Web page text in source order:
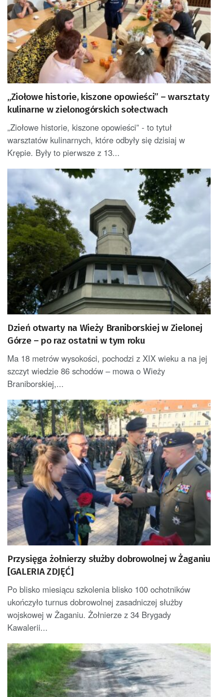
„Ziołowe historie, kiszone opowieści” – warsztaty
kulinarne w zielonogórskich sołectwach
„Ziołowe historie, kiszone opowieści” - to tytuł
warsztatów kulinarnych, które odbyły się dzisiaj w
Krępie. Były to pierwsze z 13...
Dzień otwarty na Wieży Braniborskiej w Zielonej
Górze – po raz ostatni w tym roku
Ma 18 metrów wysokości, pochodzi z XIX wieku a na jej
szczyt wiedzie 86 schodów – mowa o Wieży
Braniborskiej,...
Przysięga żołnierzy służby dobrowolnej w Żaganiu
[GALERIA ZDJĘĆ]
Po blisko miesiącu szkolenia blisko 100 ochotników
ukończyło turnus dobrowolnej zasadniczej służby
wojskowej w Żaganiu. Żołnierze z 34 Brygady
Kawalerii...